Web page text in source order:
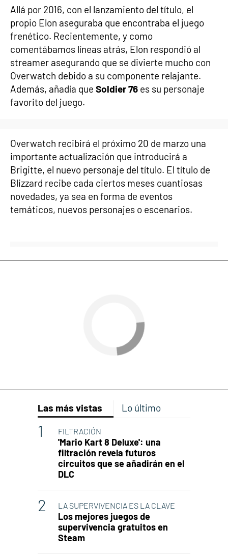
Allá por 2016, con el lanzamiento del título, el
propio Elon aseguraba que encontraba el juego
frenético. Recientemente, y como
comentábamos líneas atrás, Elon respondió al
streamer asegurando que se divierte mucho con
Overwatch debido a su componente relajante.
Además, añadía que Soldier 76 es su personaje
favorito del juego.
Overwatch recibirá el próximo 20 de marzo una
importante actualización que introducirá a
Brigitte, el nuevo personaje del título. El título de
Blizzard recibe cada ciertos meses cuantiosas
novedades, ya sea en forma de eventos
temáticos, nuevos personajes o escenarios.
Las más vistas Lo último
FILTRACIÓN
'Mario Kart 8 Deluxe': una
filtración revela futuros
circuitos que se añadirán en el
DLC
LA SUPERVIVENCIA ES LA CLAVE
Los mejores juegos de
supervivencia gratuitos en
Steam